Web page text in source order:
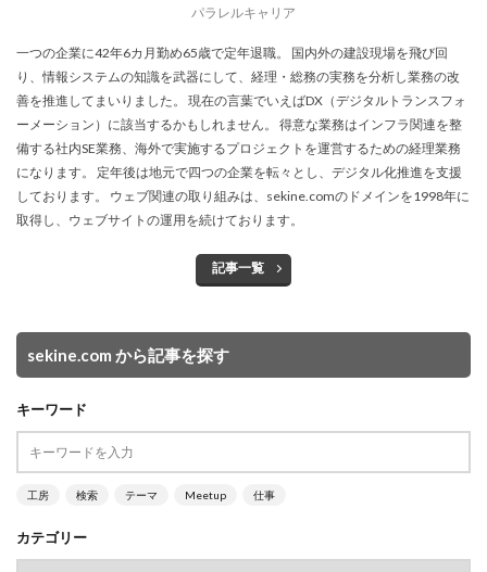
パラレルキャリア
一つの企業に42年6カ月勤め65歳で定年退職。 国内外の建設現場を飛び回
り、情報システムの知識を武器にして、経理・総務の実務を分析し業務の改
善を推進してまいりました。 現在の言葉でいえばDX（デジタルトランスフォ
ーメーション）に該当するかもしれません。 得意な業務はインフラ関連を整
備する社内SE業務、海外で実施するプロジェクトを運営するための経理業務
になります。 定年後は地元で四つの企業を転々とし、デジタル化推進を支援
しております。 ウェブ関連の取り組みは、sekine.comのドメインを1998年に
取得し、ウェブサイトの運用を続けております。
記事一覧
sekine.com から記事を探す
キーワード
工房 検索 テーマ Meetup 仕事
カテゴリー